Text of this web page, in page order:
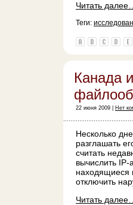
Читать далее…
Теги:
Канада
22 июня 2009 | Нет
Несколько
разглашать
считать
вычислить
находящиеся
отключить
Читать далее…